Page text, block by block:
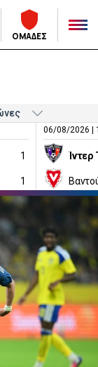
ΟΜΑΔΕΣ
1
1
06/08/2026 |
Ίντερ